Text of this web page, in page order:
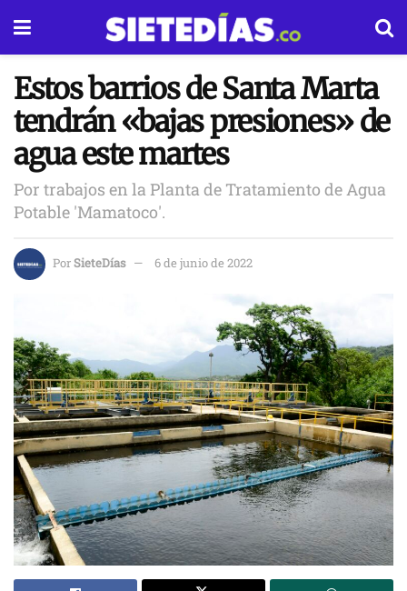
Estos barrios de Santa Marta
tendrán «bajas presiones» de
agua este martes
Por trabajos en la Planta de Tratamiento de Agua
Potable 'Mamatoco'.
PorSieteDías 6 de junio de 2022